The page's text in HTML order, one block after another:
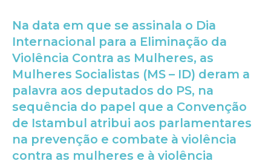
Na data em que se assinala o Dia
Internacional para a Eliminação da
Violência Contra as Mulheres, as
Mulheres Socialistas (MS – ID) deram a
palavra aos deputados do PS, na
sequência do papel que a Convenção
de Istambul atribui aos parlamentares
na prevenção e combate à violência
contra as mulheres e à violência